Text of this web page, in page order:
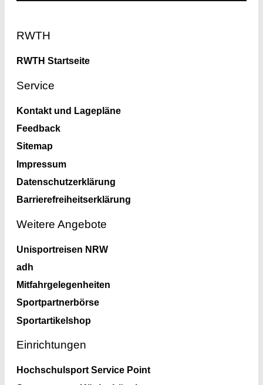
RWTH
RWTH Startseite
Service
Kontakt und Lagepläne
Feedback
Sitemap
Impressum
Datenschutzerklärung
Barrierefreiheitserklärung
Weitere Angebote
Unisportreisen NRW
adh
Mitfahrgelegenheiten
Sportpartnerbörse
Sportartikelshop
Einrichtungen
Hochschulsport Service Point